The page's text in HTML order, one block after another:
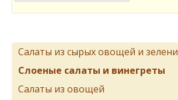
Салаты из сырых овощей и зелени
Слоеные салаты и винегреты
Салаты из овощей